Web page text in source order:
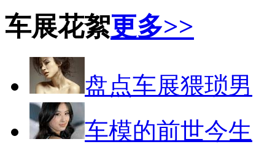
车展花絮更多>>
盘点车展猥琐男
车模的前世今生